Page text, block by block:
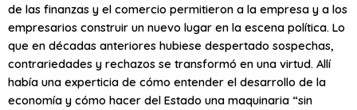
de las finanzas y el comercio permitieron a la empresa y a los
empresarios construir un nuevo lugar en la escena política. Lo
que en décadas anteriores hubiese despertado sospechas,
contrariedades y rechazos se transformó en una virtud. Allí
había una experticia de cómo entender el desarrollo de la
economía y cómo hacer del Estado una maquinaria “sin